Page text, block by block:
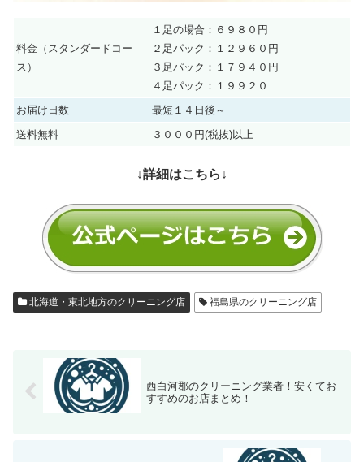
料金（スタンダードコー
ス）
１足の場合：６９８０円
２足パック：１２９６０円
３足パック：１７９４０円
４足パック：１９９２０
お届け日数
最短１４日後～
送料無料
３０００円(税抜)以上
↓詳細はこちら↓
北海道・東北地方のクリーニング店 福島県のクリーニング店
西白河郡のクリーニング業者！安くてお
すすめのお店まとめ！